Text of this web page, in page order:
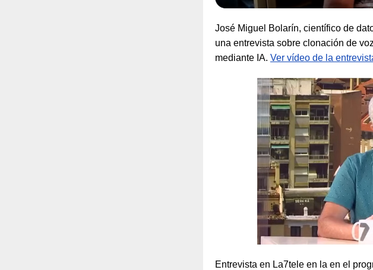
José Miguel Bolarín, científico de
una entrevista sobre clonación de
mediante IA. Ver vídeo de la
Entrevista en La7tele en la en el